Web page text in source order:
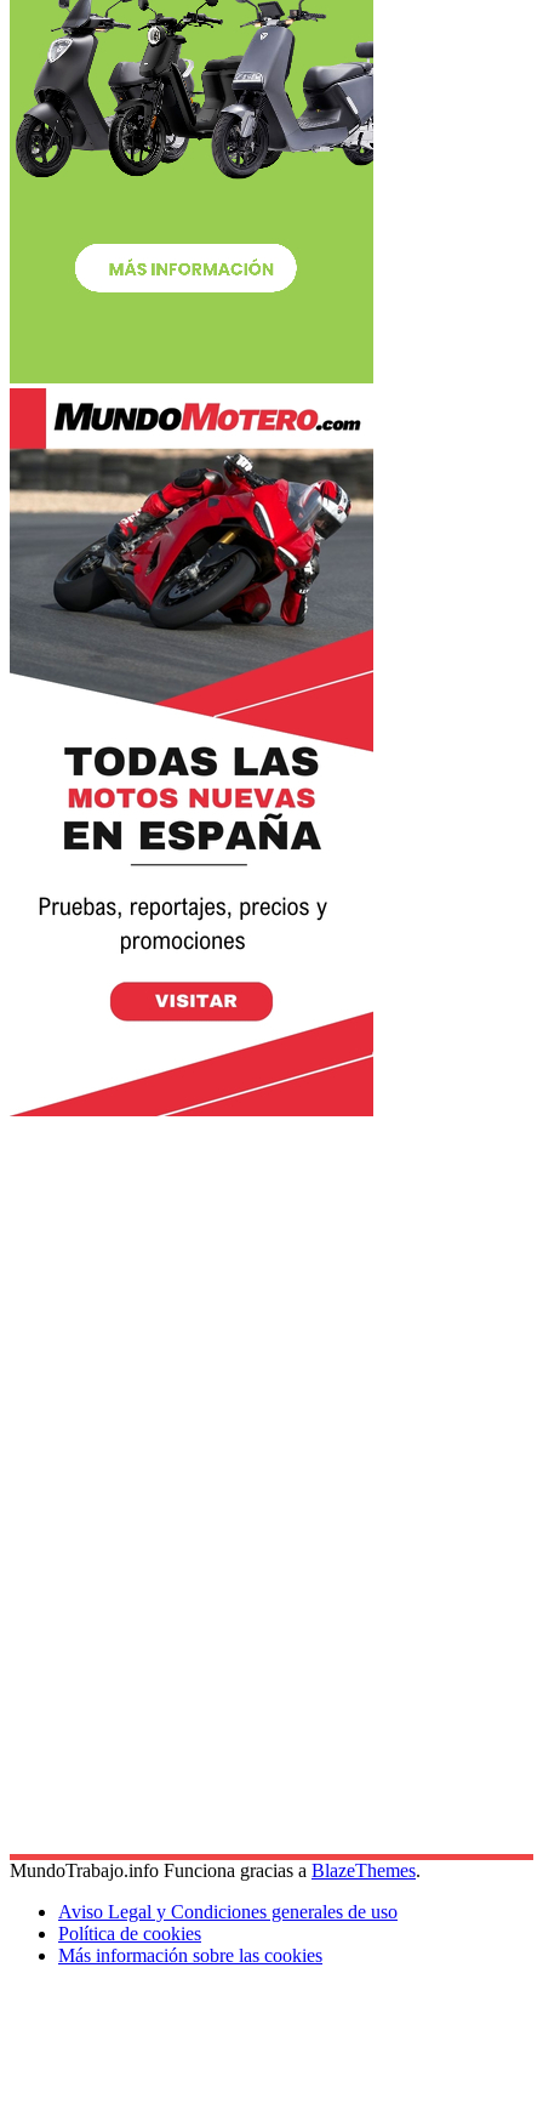
MundoTrabajo.info Funciona gracias a BlazeThemes.
Aviso Legal y Condiciones generales de uso
Política de cookies
Más información sobre las cookies